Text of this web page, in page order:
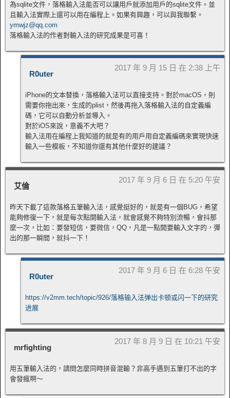
為sqlite文件，落格輸入法能否可以讓用戶就添加用戶的sqlite文件。並
且輸入法實際上還可以用在編程上。如果有興趣，可以與我聯繫。
ymwjz@qq.com
落格輸入法的作者對輸入法的研究成果是可喜！
R0uter
2017 年 9 月 15 日 在 2:38 上午
iPhone的文本替換，落格輸入法可以直接支持。對於macOS，則
需要你拖出來，生成的plist，然後再拖入落格輸入法的自定義編
碼，它可以自動分析並導入。
對於iOS來說，意義不大吧？
輸入法用在編程上我知道的就是有的用戶用自定義編碼來實現快速
輸入一些模板，不知道你還有其他什麼好的建議？
艾倫
2017 年 9 月 6 日 在 5:20 午安
昨天下載了這款落格五筆輸入法，感覺挺好的，就是有一個BUG，希望
能夠修復一下，就是每次點開輸入法，就會感覺不夠特別流暢，會抖那
麼一次，比如：要發短信，要微信，QQ，凡是一點開要輸入文字的，彈
出的那一瞬間，就抖一下！
R0uter
2017 年 9 月 6 日 在 6:28 午安
https://v2mm.tech/topic/926/落格输入法弹出卡顿或闪一下的研究
进展
mrfighting
2017 年 8 月 9 日 在 10:21 午安
用五筆輸入法的，請問怎麼同時拼音混輸？非高手遇到五筆打不出的字
會發瘋啊～